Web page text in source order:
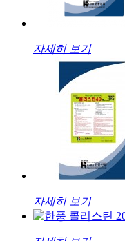
자세히 보기
자세히 보기